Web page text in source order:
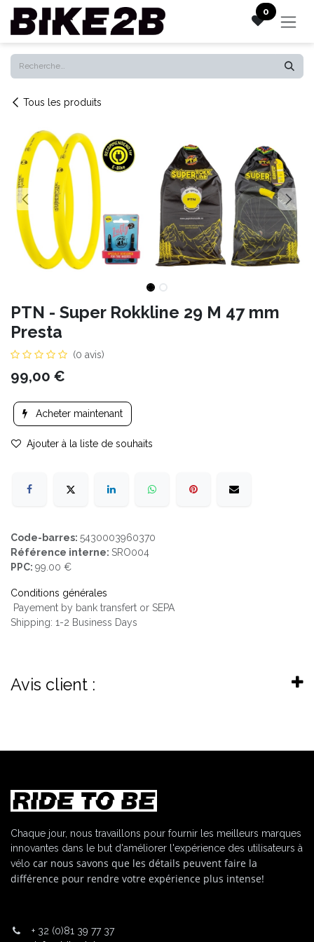
Se rendre au contenu 0
Tous les produits
PTN - Super Rokkline 29 M 47 mm
Presta
(0 avis)
99,00 €
Acheter maintenant
Ajouter à la liste de souhaits
Code-barres: 5430003960370
Référence interne: SRO004
PPC: 99.00 €
Conditions générales
Payement by bank transfert or SEPA
Shipping: 1-2 Business Days
Avis client :
Chaque jour, nous travaillons pour fournir les meilleurs marques
innovantes dans le but d'améliorer l'expérience des utilisateurs à
vélo car nous savons que les détails peuvent faire la
différence pour rendre votre expérience plus intense!
+ 32 (0)81 39 77 37